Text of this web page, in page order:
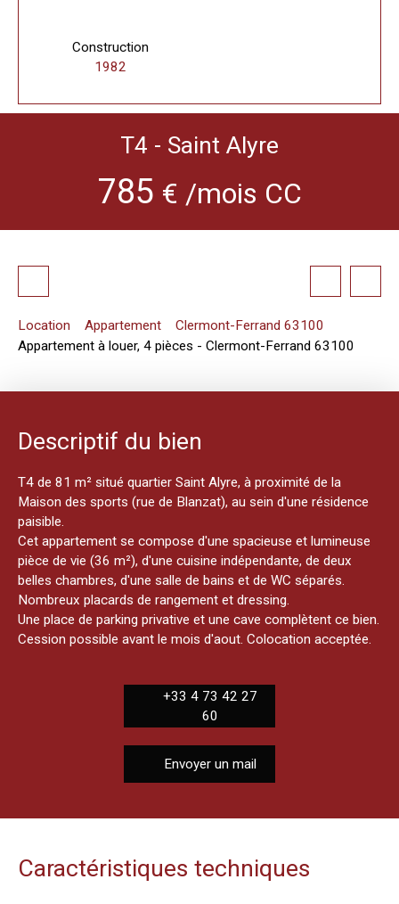
Construction
1982
T4 - Saint Alyre
785 € /mois CC
Location Appartement
Clermont-Ferrand 63100
Appartement à louer, 4 pièces - Clermont-Ferrand 63100
Descriptif du bien
T4 de 81 m² situé quartier Saint Alyre, à proximité de la
Maison des sports (rue de Blanzat), au sein d'une résidence
paisible.
Cet appartement se compose d'une spacieuse et lumineuse
pièce de vie (36 m²), d'une cuisine indépendante, de deux
belles chambres, d'une salle de bains et de WC séparés.
Nombreux placards de rangement et dressing.
Une place de parking privative et une cave complètent ce bien.
Cession possible avant le mois d'aout. Colocation acceptée.
+33 4 73 42 27
60
Envoyer un mail
Caractéristiques techniques